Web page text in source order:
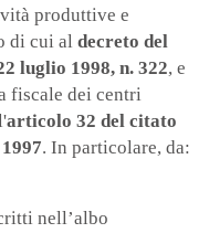
produttive e
di cui al decreto del
luglio 1998, n. 322, e
fiscale dei centri
articolo 32 del citato
. In particolare, da:
nell’albo